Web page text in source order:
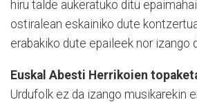
hiru talde aukeratuko ditu
ostiralean eskainiko dute
erabakiko dute epaileek nor izango
Euskal Abesti Herrikoien
Urdufolk ez da izango musikarekin